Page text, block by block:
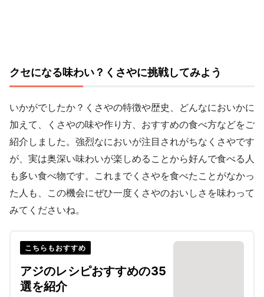
クセになる味わい？くさやに挑戦してみよう
いかがでしたか？くさやの特徴や歴史、どんなにおいかに
加えて、くさやの味や作り方、おすすめの食べ方などをご
紹介しました。強烈なにおいが注目されがちなくさやです
が、実は奥深い味わいが楽しめることから好んで食べる人
も多い食べ物です。これまでくさやを食べたことがなかっ
た人も、この機会にぜひ一度くさやのおいしさを味わって
みてくださいね。
こちらもおすすめ
アジのレシピおすすめの35
選を紹介